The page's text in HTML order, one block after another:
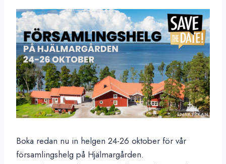
Boka redan nu in helgen 24-26 oktober för vår
församlingshelg på Hjälmargården.